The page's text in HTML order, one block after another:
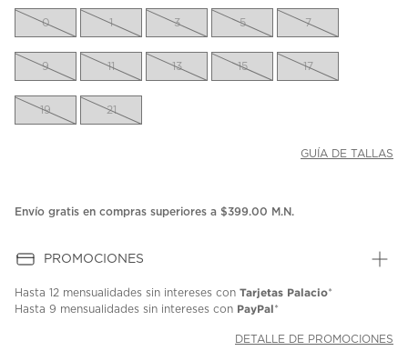
la
misma
0 1 3 5 7
9 11 13 15 17
19 21
GUÍA DE TALLAS
Envío gratis en compras superiores a $399.00 M.N.
PROMOCIONES
Hasta 12 mensualidades sin intereses con Tarjetas Palacio*
Hasta 9 mensualidades sin intereses con PayPal*
DETALLE DE PROMOCIONES